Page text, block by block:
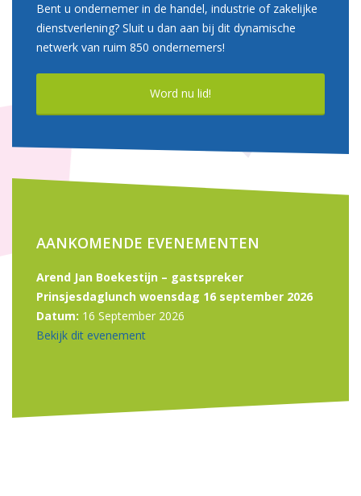
Bent u ondernemer in de handel, industrie of zakelijke
dienstverlening? Sluit u dan aan bij dit dynamische
netwerk van ruim 850 ondernemers!
Word nu lid!
AANKOMENDE EVENEMENTEN
Arend Jan Boekestijn – gastspreker
Prinsjesdaglunch woensdag 16 september 2026
Datum: 16 September 2026
Bekijk dit evenement